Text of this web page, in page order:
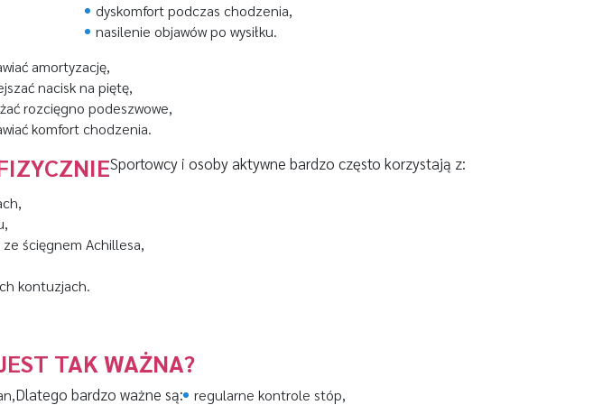
dyskomfort podczas chodzenia,
nasilenie objawów po wysiłku.
amortyzację,
nacisk na piętę,
rozcięgno podeszwowe,
komfort chodzenia.
Sportowcy i osoby aktywne bardzo często korzystają z:
ścięgnem Achillesa,
kontuzjach.
TAK WAŻNA?
Dlatego bardzo ważne są:
regularne kontrole stóp,